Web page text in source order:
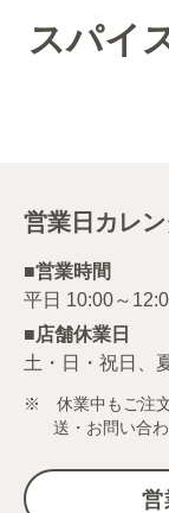
スパイ
営業日カレ
■営業時間
■店舗休業日
土・日・祝日、
※ 休業中もご注文
送・お問い合
営